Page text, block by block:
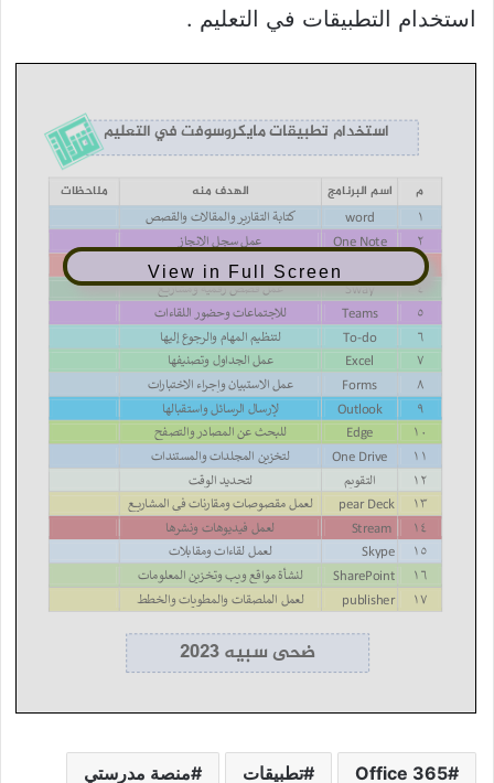
استخدام التطبيقات في التعليم .
View in Full Screen
Office 365 تطبيقات منصة مدرستي